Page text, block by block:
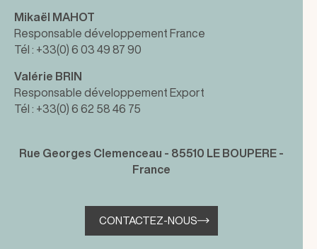
Mikaël MAHOT
Responsable développement France
Tél : +33(0) 6 03 49 87 90
Valérie BRIN
Responsable développement Export
Tél : +33(0) 6 62 58 46 75
Rue Georges Clemenceau - 85510 LE BOUPERE -
France
CONTACTEZ-NOUS